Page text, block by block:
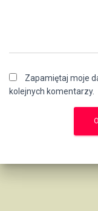
Zapamiętaj moje
kolejnych komentarzy.